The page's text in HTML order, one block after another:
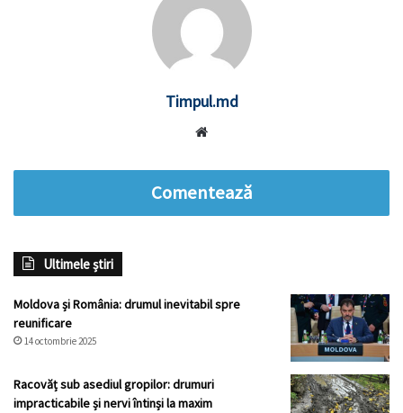
Timpul.md
Comentează
Ultimele știri
Moldova și România: drumul inevitabil spre
reunificare
14 octombrie 2025
Racovăț sub asediul gropilor: drumuri
impracticabile și nervi întinși la maxim